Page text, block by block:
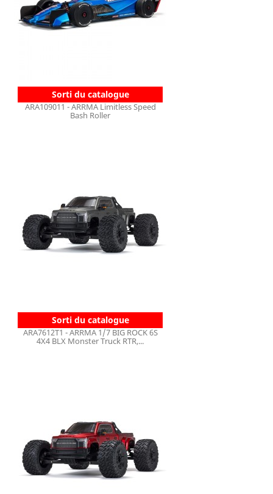
Sorti du catalogue
ARA109011 - ARRMA Limitless Speed
Bash Roller
Sorti du catalogue
ARA7612T1 - ARRMA 1/7 BIG ROCK 6S
4X4 BLX Monster Truck RTR,...